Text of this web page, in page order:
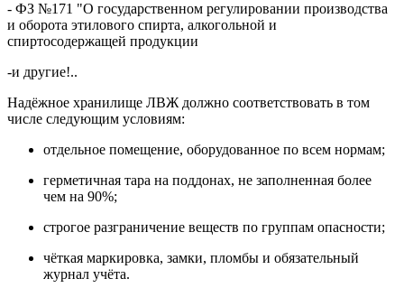
- ФЗ №171 "О государственном регулировании производства
и оборота этилового спирта, алкогольной и
спиртосодержащей продукции
-и другие!..
Надёжное хранилище ЛВЖ должно соответствовать в том
числе следующим условиям:
отдельное помещение, оборудованное по всем нормам;
герметичная тара на поддонах, не заполненная более
чем на 90%;
строгое разграничение веществ по группам опасности;
чёткая маркировка, замки, пломбы и обязательный
журнал учёта.